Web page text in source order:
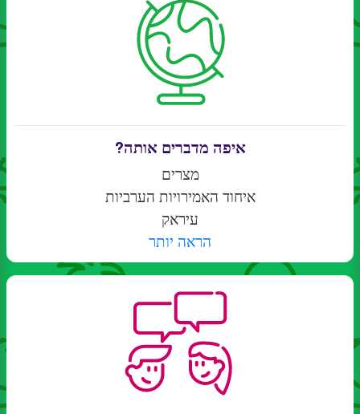
איפה מדברים אותה?
מצרים
איחוד האמירויות הערביות
עיראק
הראה יותר